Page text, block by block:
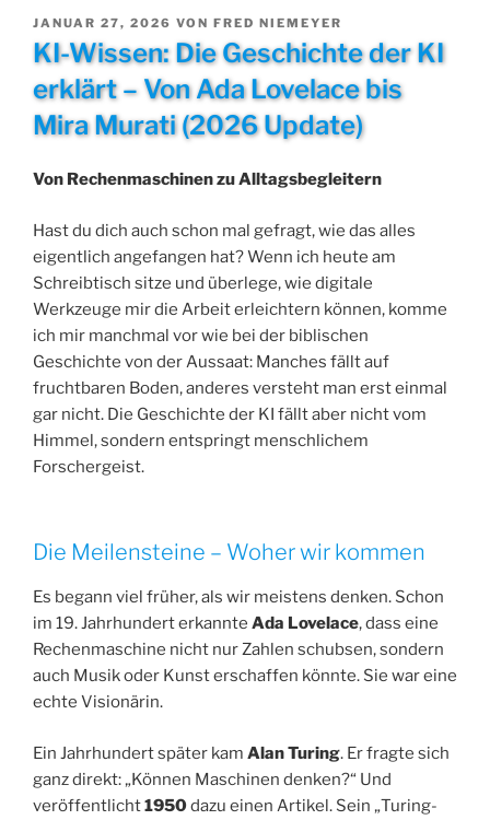
VERÖFFENTLICHT
AM
JANUAR 27, 2026 VON FRED NIEMEYER
KI-Wissen: Die Geschichte der KI
erklärt – Von Ada Lovelace bis
Mira Murati (2026 Update)
Von Rechenmaschinen zu Alltagsbegleitern
Hast du dich auch schon mal gefragt, wie das alles
eigentlich angefangen hat? Wenn ich heute am
Schreibtisch sitze und überlege, wie digitale
Werkzeuge mir die Arbeit erleichtern können, komme
ich mir manchmal vor wie bei der biblischen
Geschichte von der Aussaat: Manches fällt auf
fruchtbaren Boden, anderes versteht man erst einmal
gar nicht. Die Geschichte der KI fällt aber nicht vom
Himmel, sondern entspringt menschlichem
Forschergeist.
Die Meilensteine – Woher wir kommen
Es begann viel früher, als wir meistens denken. Schon
im 19. Jahrhundert erkannte Ada Lovelace, dass eine
Rechenmaschine nicht nur Zahlen schubsen, sondern
auch Musik oder Kunst erschaffen könnte. Sie war eine
echte Visionärin.
Ein Jahrhundert später kam Alan Turing. Er fragte sich
ganz direkt: „Können Maschinen denken?“ Und
veröffentlicht1950dazu einen Artikel. Sein „Turing-